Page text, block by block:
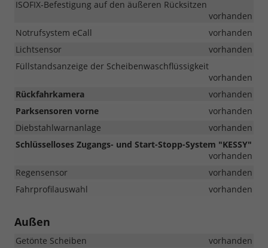
ISOFIX-Befestigung auf den äußeren Rücksitzen
vorhanden
Notrufsystem eCall
vorhanden
Lichtsensor
vorhanden
Füllstandsanzeige der Scheibenwaschflüssigkeit
vorhanden
Rückfahrkamera
vorhanden
Parksensoren vorne
vorhanden
Diebstahlwarnanlage
vorhanden
Schlüsselloses Zugangs- und Start-Stopp-System "KESSY"
vorhanden
Regensensor
vorhanden
Fahrprofilauswahl
vorhanden
Außen
Getönte Scheiben vorhanden